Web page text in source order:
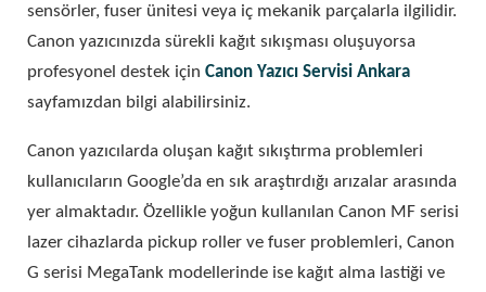
sensörler, fuser ünitesi veya iç mekanik parçalarla ilgilidir.
Canon yazıcınızda sürekli kağıt sıkışması oluşuyorsa
profesyonel destek için Canon Yazıcı Servisi Ankara
sayfamızdan bilgi alabilirsiniz.
Canon yazıcılarda oluşan kağıt sıkıştırma problemleri
kullanıcıların Google’da en sık araştırdığı arızalar arasında
yer almaktadır. Özellikle yoğun kullanılan Canon MF serisi
lazer cihazlarda pickup roller ve fuser problemleri, Canon
G serisi MegaTank modellerinde ise kağıt alma lastiği ve